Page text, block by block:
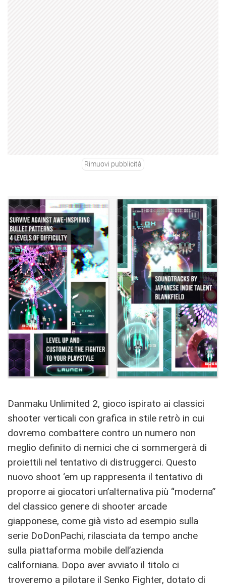
Rimuovi pubblicità
Danmaku Unlimited 2, gioco ispirato ai classici
shooter verticali con grafica in stile retrò in cui
dovremo combattere contro un numero non
meglio definito di nemici che ci sommergerà di
proiettili nel tentativo di distruggerci. Questo
nuovo shoot ‘em up rappresenta il tentativo di
proporre ai giocatori un’alternativa più “moderna”
del classico genere di shooter arcade
giapponese, come già visto ad esempio sulla
serie DoDonPachi, rilasciata da tempo anche
sulla piattaforma mobile dell’azienda
californiana. Dopo aver avviato il titolo ci
troveremo a pilotare il Senko Fighter, dotato di